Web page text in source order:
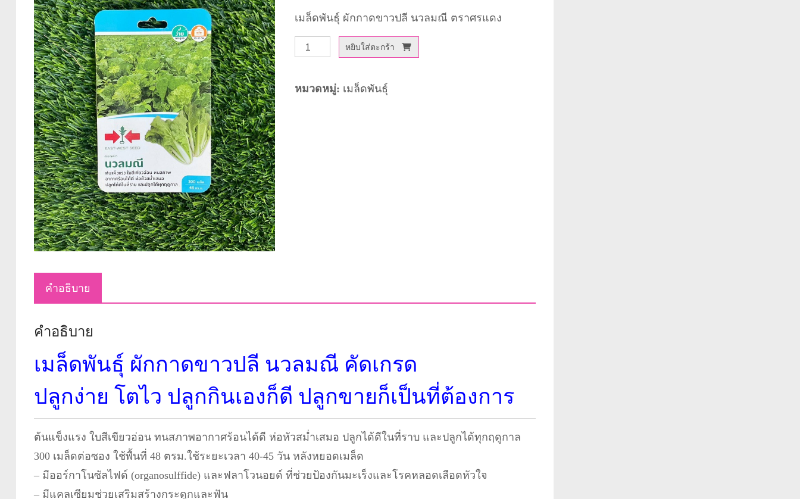
เมล็ดพันธุ์ ผักกาดขาวปลี นวลมณี ตราศรแดง
จำนวน
พันธุ์
หยิบใส่ตะกร้า
หมวดหมู่: เมล็ดพันธุ์
คำอธิบาย
คำอธิบาย
เมล็ดพันธุ์ ผักกาดขาวปลี นวลมณี คัดเกรด
ปลูกง่าย โตไว ปลูกกินเองก็ดี ปลูกขายก็เป็นที่ต้องการ
ต้นแข็งแรง ใบสีเขียวอ่อน ทนสภาพอากาศร้อนได้ดี ห่อหัวสม่ำเสมอ ปลูกได้ดีในที่ราบ และปลูกได้ทุกฤดูกาล
300 เมล็ดต่อซอง ใช้พื้นที่ 48 ตรม.ใช้ระยะเวลา 40-45 วัน หลังหยอดเมล็ด
– มีออร์กาโนซัลไฟด์ (organosulffide) และฟลาโวนอยด์ ที่ช่วยป้องกันมะเร็งและโรคหลอดเลือดหัวใจ
– มีแคลเซียมช่วยเสริมสร้างกระดูกและฟัน